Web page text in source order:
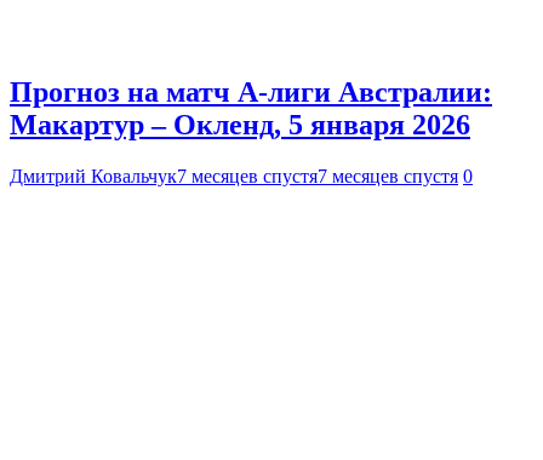
Прогноз на матч А-лиги Австралии:
Макартур – Окленд, 5 января 2026
Дмитрий Ковальчук7 месяцев спустя7 месяцев спустя 0